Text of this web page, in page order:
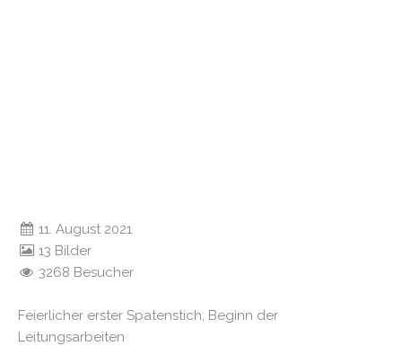
11. August 2021
13 Bilder
3268 Besucher
Feierlicher erster Spatenstich; Beginn der
Leitungsarbeiten